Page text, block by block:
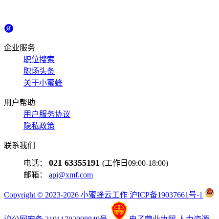
企业服务
职位搜索
职场头条
关于小蜜蜂
用户帮助
用户服务协议
隐私政策
联系我们
电话： 021 63355191 (工作日09:00-18:00)
邮箱： api@xmf.com
Copyright © 2023-2026 小蜜蜂云工作 沪ICP备19037661号-1